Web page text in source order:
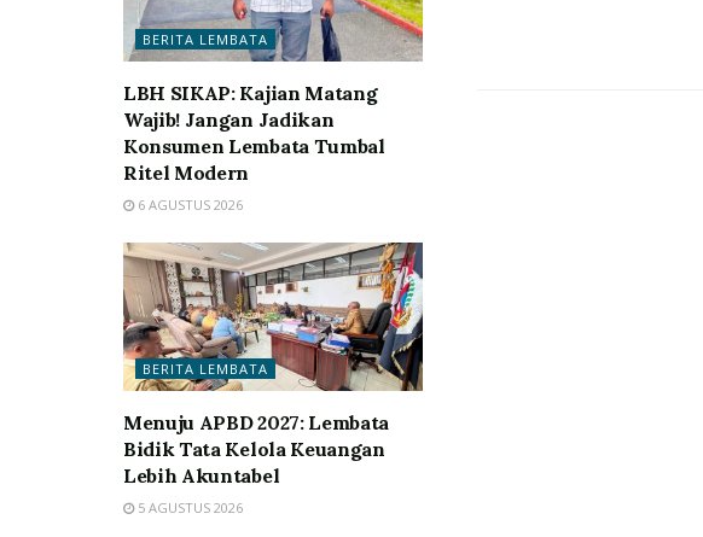
BERITA LEMBATA
LBH SIKAP: Kajian Matang
Wajib! Jangan Jadikan
Konsumen Lembata Tumbal
Ritel Modern
6 AGUSTUS 2026
BERITA LEMBATA
Menuju APBD 2027: Lembata
Bidik Tata Kelola Keuangan
Lebih Akuntabel
5 AGUSTUS 2026